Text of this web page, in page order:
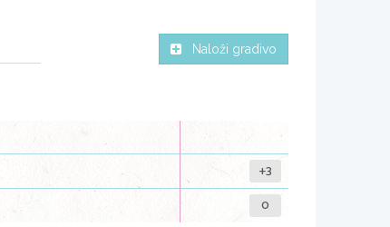
Naloži gradivo
+3
0